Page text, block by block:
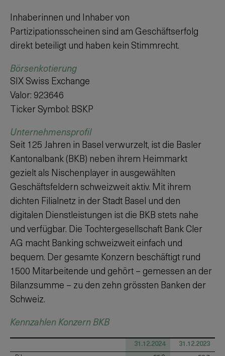
Inhaberinnen und Inhaber von
Partizipationsscheinen sind am Geschäftserfolg
direkt beteiligt und haben kein Stimmrecht.
Börsenkotierung
SIX Swiss Exchange
Valor: 923646
Ticker Symbol: BSKP
Unternehmensprofil
Seit 125 Jahren in Basel verwurzelt, ist die Basler
Kantonalbank (BKB) neben ihrem Heimmarkt
gezielt als Nischenplayer in ausgewählten
Geschäftsfeldern schweizweit aktiv. Mit ihrem
dichten Filialnetz in der Stadt Basel und den
digitalen Dienstleistungen ist die BKB stets nahe
und verfügbar. Die Tochtergesellschaft Bank Cler
AG macht Banking schweizweit einfach und
bequem. Der gesamte Konzern beschäftigt rund
1500 Mitarbeitende und gehört – gemessen an der
Bilanzsumme – zu den zehn grössten Banken der
Schweiz.
Kennzahlen Konzern BKB
31.12.2024
31.12.2023